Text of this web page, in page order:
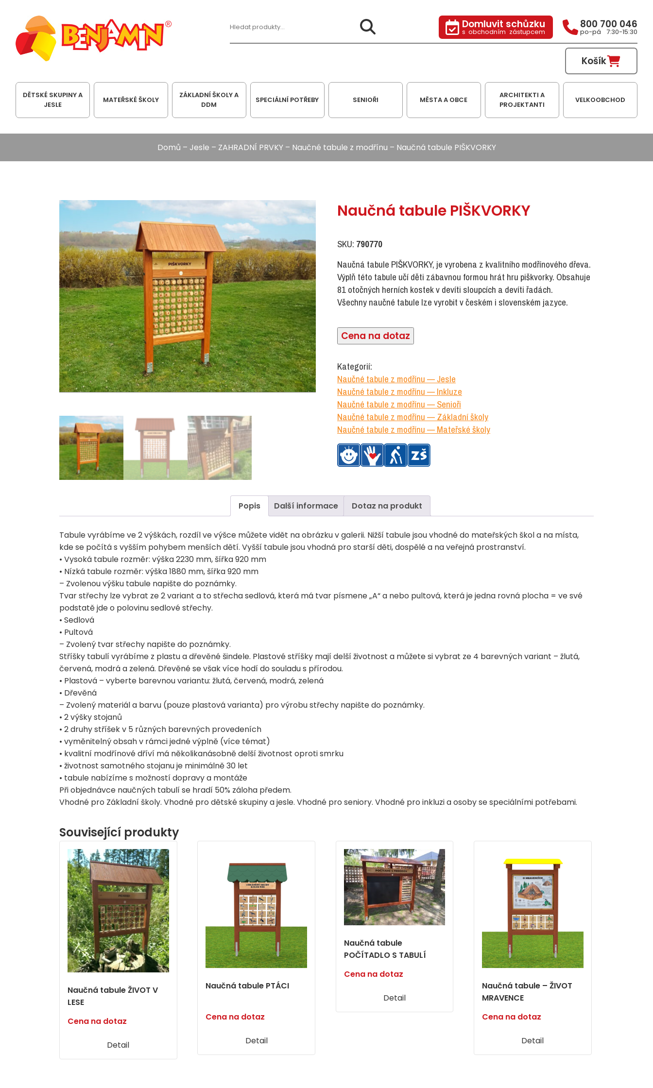
Domluvit schůzku
s obchodním zástupcem
800 700 046
po-pá 7:30-15:30
Hledat:
Košík
DĚTSKÉ SKUPINY A
JESLE
MATEŘSKÉ ŠKOLY
ZÁKLADNÍ ŠKOLY A
DDM
SPECIÁLNÍ POTŘEBY SENIOŘI MĚSTA A OBCE
ARCHITEKTI A
PROJEKTANTI
VELKOOBCHOD
Domů – Jesle – ZAHRADNÍ PRVKY– Naučné tabule z modřínu – Naučná tabule PIŠKVORKY
Naučná tabule PIŠKVORKY
SKU: 790770
Naučná tabule PIŠKVORKY, je vyrobena z kvalitního modřínového dřeva.
Výplň této tabule učí děti zábavnou formou hrát hru piškvorky. Obsahuje
81 otočných herních kostek v devíti sloupcích a devíti řadách.
Všechny naučné tabule lze vyrobit v českém i slovenském jazyce.
Cena na dotaz
Kategorií:
Naučné tabule z modřínu — Jesle
Naučné tabule z modřínu — Inkluze
Naučné tabule z modřínu — Senioři
Naučné tabule z modřínu — Základní školy
Naučné tabule z modřínu — Mateřské školy
Popis Další informace Dotaz na produkt
Tabule vyrábíme ve 2 výškách, rozdíl ve výšce můžete vidět na obrázku v galerii. Nižší tabule jsou vhodné do mateřských škol a na místa,
kde se počítá s vyšším pohybem menších dětí. Vyšší tabule jsou vhodná pro starší děti, dospělé a na veřejná prostranství.
• Vysoká tabule rozměr: výška 2230 mm, šířka 920 mm
• Nízká tabule rozměr: výška 1880 mm, šířka 920 mm
– Zvolenou výšku tabule napište do poznámky.
Tvar střechy lze vybrat ze 2 variant a to střecha sedlová, která má tvar písmene „A“ a nebo pultová, která je jedna rovná plocha = ve své
podstatě jde o polovinu sedlové střechy.
• Sedlová
• Pultová
– Zvolený tvar střechy napište do poznámky.
Stříšky tabulí vyrábíme z plastu a dřevěné šindele. Plastové stříšky mají delší životnost a můžete si vybrat ze 4 barevných variant – žlutá,
červená, modrá a zelená. Dřevěné se však více hodí do souladu s přírodou.
• Plastová – vyberte barevnou variantu: žlutá, červená, modrá, zelená
• Dřevěná
– Zvolený materiál a barvu (pouze plastová varianta) pro výrobu střechy napište do poznámky.
• 2 výšky stojanů
• 2 druhy stříšek v 5 různých barevných provedeních
• vyměnitelný obsah v rámci jedné výplně (více témat)
• kvalitní modřínové dříví má několikanásobně delší životnost oproti smrku
• životnost samotného stojanu je minimálně 30 let
• tabule nabízíme s možností dopravy a montáže
Při objednávce naučných tabulí se hradí 50% záloha předem.
Vhodné pro Základní školy. Vhodné pro dětské skupiny a jesle. Vhodné pro seniory. Vhodné pro inkluzi a osoby se speciálními potřebami.
Související produkty
Naučná tabule ŽIVOT V
LESE
Cena na dotaz
Detail
Naučná tabule PTÁCI
Cena na dotaz
Detail
Naučná tabule
POČÍTADLO S TABULÍ
Cena na dotaz
Detail
Naučná tabule – ŽIVOT
MRAVENCE
Cena na dotaz
Detail